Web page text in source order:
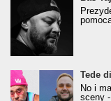
Tede
No i
sceny -